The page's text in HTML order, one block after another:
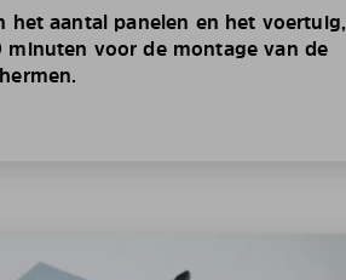
het aantal panelen en het voertuig,
minuten voor de montage van de